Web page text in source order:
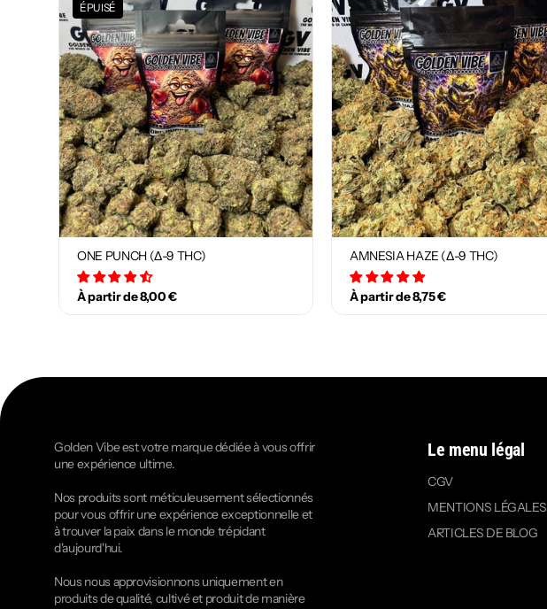
ÉPUISÉ
ONE PUNCH (Δ-9 THC)
À partir de 8,00 €
AMNESIA HAZE (Δ-9 THC)
À partir de 8,75 €
Golden Vibe est votre marque dédiée à vous offrir
une expérience ultime.
Nos produits sont méticuleusement sélectionnés
pour vous offrir une expérience exceptionnelle et
à trouver la paix dans le monde trépidant
d'aujourd'hui.
Nous nous approvisionnons uniquement en
produits de qualité, cultivé et produit de manière
Le menu légal
CGV
MENTIONS LÉGALES
ARTICLES DE BLOG